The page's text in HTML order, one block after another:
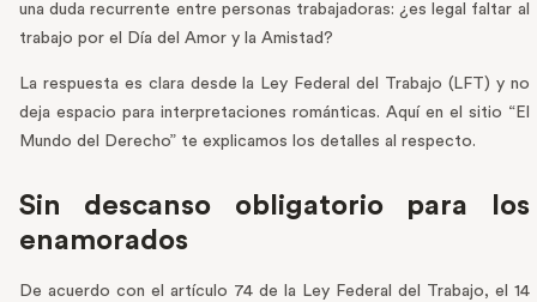
una duda recurrente entre personas trabajadoras: ¿es legal faltar al
trabajo por el Día del Amor y la Amistad?
La respuesta es clara desde la Ley Federal del Trabajo (LFT) y no
deja espacio para interpretaciones románticas. Aquí en el sitio “El
Mundo del Derecho” te explicamos los detalles al respecto.
Sin descanso obligatorio para los
enamorados
De acuerdo con el artículo 74 de la Ley Federal del Trabajo, el 14